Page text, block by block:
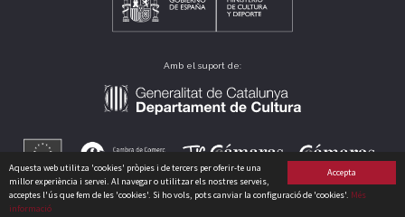
Accepta
Aquesta web utilitza 'cookies' pròpies i de tercers per oferir-te una
millor experiència i servei. Al navegar o utilitzar els nostres serveis,
acceptes l'ús que fem de les 'cookies'. Si ho vols, pots canviar la configuració de 'cookies'. Més
informació
Amb el suport de:
CLUB CATALÀ DE CULTURA, S.L. B64175235 CARRER PERÚ, 186 - 08020 - BARCELONA